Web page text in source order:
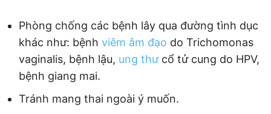
Phòng chống các bệnh lây qua đường tình dục
khác như: bệnh viêm âm đạo do Trichomonas
vaginalis, bệnh lậu, ung thưcổ tử cung do HPV,
bệnh giang mai.
Tránh mang thai ngoài ý muốn.